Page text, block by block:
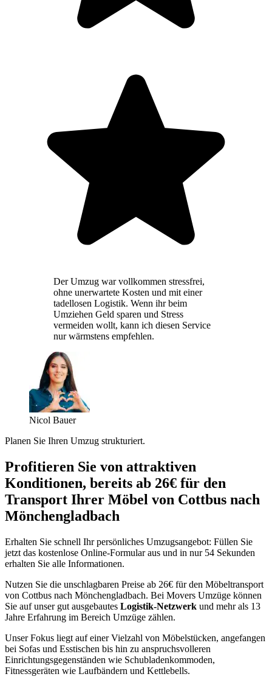
Der Umzug war vollkommen stressfrei,
ohne unerwartete Kosten und mit einer
tadellosen Logistik. Wenn ihr beim
Umziehen Geld sparen und Stress
vermeiden wollt, kann ich diesen Service
nur wärmstens empfehlen.
Nicol Bauer
Planen Sie Ihren Umzug strukturiert.
Profitieren Sie von attraktiven
Konditionen, bereits ab 26€ für den
Transport Ihrer Möbel von Cottbus nach
Mönchengladbach
Erhalten Sie schnell Ihr persönliches Umzugsangebot: Füllen Sie
jetzt das kostenlose Online-Formular aus und in nur 54 Sekunden
erhalten Sie alle Informationen.
Nutzen Sie die unschlagbaren Preise ab 26€ für den Möbeltransport
von Cottbus nach Mönchengladbach. Bei Movers Umzüge können
Sie auf unser gut ausgebautes Logistik-Netzwerk und mehr als 13
Jahre Erfahrung im Bereich Umzüge zählen.
Unser Fokus liegt auf einer Vielzahl von Möbelstücken, angefangen
bei Sofas und Esstischen bis hin zu anspruchsvolleren
Einrichtungsgegenständen wie Schubladenkommoden,
Fitnessgeräten wie Laufbändern und Kettlebells.